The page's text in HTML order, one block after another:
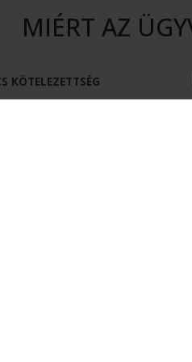
MIÉRT AZ
KÖTELEZETTSÉG
igénybevétele nem jár